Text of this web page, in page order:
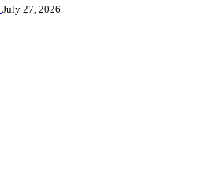
July 27, 2026